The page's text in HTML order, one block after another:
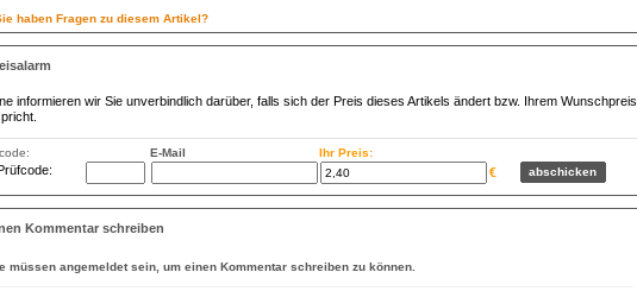
haben Fragen zu diesem Artikel?
informieren wir Sie unverbindlich darüber, falls sich der Preis dieses Artikels ändert bzw. Ihrem Wunschpreis
E-Mail Ihr Preis:
€
Kommentar schreiben
müssen angemeldetsein, um einen Kommentar schreiben zu können.